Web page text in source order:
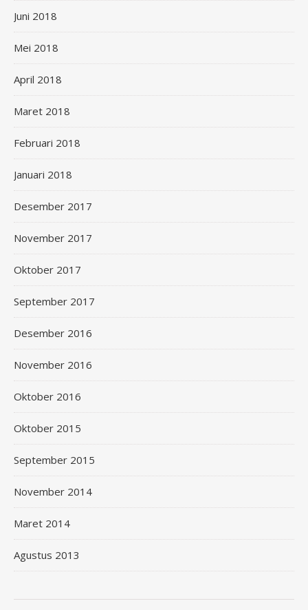
Juni 2018
Mei 2018
April 2018
Maret 2018
Februari 2018
Januari 2018
Desember 2017
November 2017
Oktober 2017
September 2017
Desember 2016
November 2016
Oktober 2016
Oktober 2015
September 2015
November 2014
Maret 2014
Agustus 2013